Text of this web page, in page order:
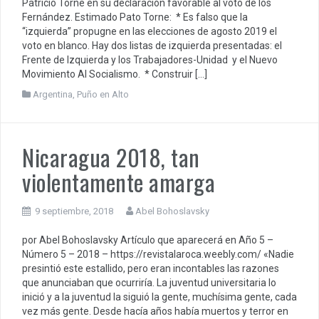
Patricio Torne en su declaración favorable al voto de los
Fernández. Estimado Pato Torne: * Es falso que la
“izquierda” propugne en las elecciones de agosto 2019 el
voto en blanco. Hay dos listas de izquierda presentadas: el
Frente de Izquierda y los Trabajadores-Unidad y el Nuevo
Movimiento Al Socialismo. * Construir […]
Argentina, Puño en Alto
Nicaragua 2018, tan
violentamente amarga
9 septiembre, 2018 Abel Bohoslavsky
por Abel Bohoslavsky Artículo que aparecerá en Año 5 –
Número 5 – 2018 – https://revistalaroca.weebly.com/ «Nadie
presintió este estallido, pero eran incontables las razones
que anunciaban que ocurriría. La juventud universitaria lo
inició y a la juventud la siguió la gente, muchísima gente, cada
vez más gente. Desde hacía años había muertos y terror en